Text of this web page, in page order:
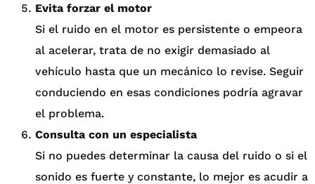
Evita forzar el motor
Si el ruido en el motor es persistente o empeora
al acelerar, trata de no exigir demasiado al
vehículo hasta que un mecánico lo revise. Seguir
conduciendo en esas condiciones podría agravar
el problema.
Consulta con un especialista
Si no puedes determinar la causa del ruido o si el
sonido es fuerte y constante, lo mejor es acudir a